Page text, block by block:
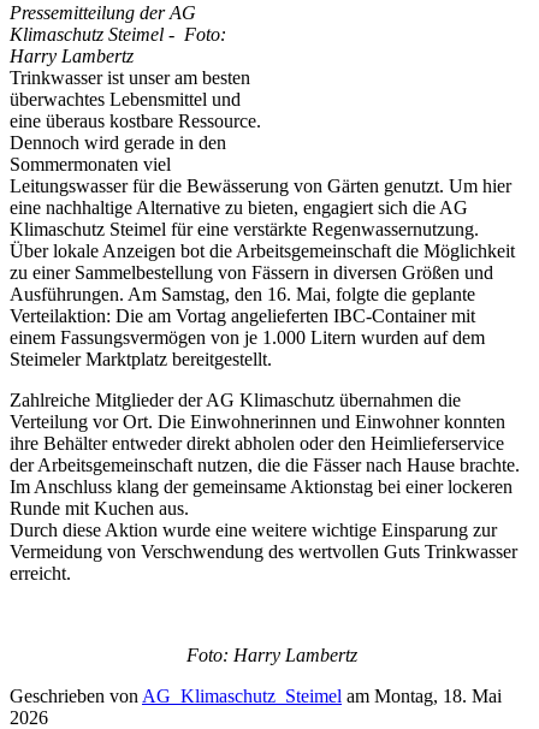
Pressemitteilung der AG
Klimaschutz Steimel - Foto:
Harry Lambertz
Trinkwasser ist unser am besten
überwachtes Lebensmittel und
eine überaus kostbare Ressource.
Dennoch wird gerade in den
Sommermonaten viel
Leitungswasser für die Bewässerung von Gärten genutzt. Um hier
eine nachhaltige Alternative zu bieten, engagiert sich die AG
Klimaschutz Steimel für eine verstärkte Regenwassernutzung.
Über lokale Anzeigen bot die Arbeitsgemeinschaft die Möglichkeit
zu einer Sammelbestellung von Fässern in diversen Größen und
Ausführungen. Am Samstag, den 16. Mai, folgte die geplante
Verteilaktion: Die am Vortag angelieferten IBC-Container mit
einem Fassungsvermögen von je 1.000 Litern wurden auf dem
Steimeler Marktplatz bereitgestellt.
Zahlreiche Mitglieder der AG Klimaschutz übernahmen die
Verteilung vor Ort. Die Einwohnerinnen und Einwohner konnten
ihre Behälter entweder direkt abholen oder den Heimlieferservice
der Arbeitsgemeinschaft nutzen, die die Fässer nach Hause brachte.
Im Anschluss klang der gemeinsame Aktionstag bei einer lockeren
Runde mit Kuchen aus.
Durch diese Aktion wurde eine weitere wichtige Einsparung zur
Vermeidung von Verschwendung des wertvollen Guts Trinkwasser
erreicht.
Foto: Harry Lambertz
Geschrieben von AG_Klimaschutz_Steimel am Montag, 18. Mai
2026